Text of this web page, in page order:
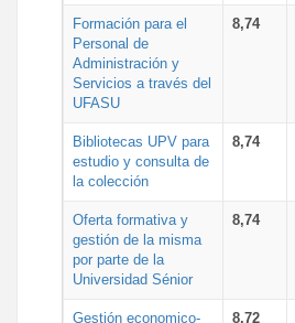
Formación para el
Personal de
Administración y
Servicios a través del
UFASU
8,74
Bibliotecas UPV para
estudio y consulta de
la colección
8,74
Oferta formativa y
gestión de la misma
por parte de la
Universidad Sénior
8,74
Gestión economico- 8,72